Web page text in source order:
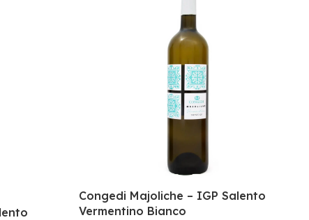
Congedi Majoliche – IGP Salento
Vermentino Bianco